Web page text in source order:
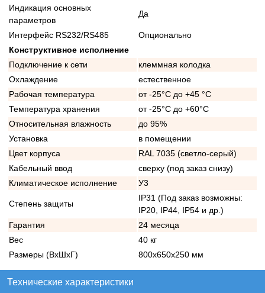
Индикация основных
параметров
Да
Интерфейс RS232/RS485
Опционально
Конструктивное исполнение
Подключение к сети
клеммная колодка
Охлаждение
естественное
Рабочая температура
от -25°C до +45 °C
Температура хранения
от -25°C до +60°C
Относительная влажность
до 95%
Установка
в помещении
Цвет корпуса
RAL 7035 (светло-серый)
Кабельный ввод
сверху (под заказ снизу)
Климатическое исполнение
У3
Степень защиты
IP31 (Под заказ возможны:
IP20, IP44, IP54 и др.)
Гарантия
24 месяца
Вес
40 кг
Размеры (ВхШхГ)
800х650х250 мм
Технические характеристики